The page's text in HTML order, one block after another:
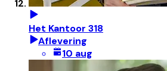
Het Kantoor 318
Aflevering
10 aug